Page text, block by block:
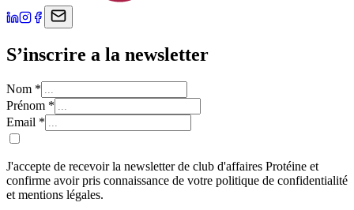
S’inscrire a la newsletter
Nom *
Prénom *
Email *
J'accepte de recevoir la newsletter de club d'affaires Protéine et
confirme avoir pris connaissance de votre politique de confidentialité
et mentions légales.